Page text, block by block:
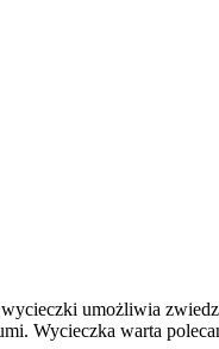
umożliwia
Wycieczka warta